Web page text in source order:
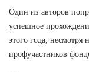
Один из авторов
успешное
этого года, несмотря
профучастников